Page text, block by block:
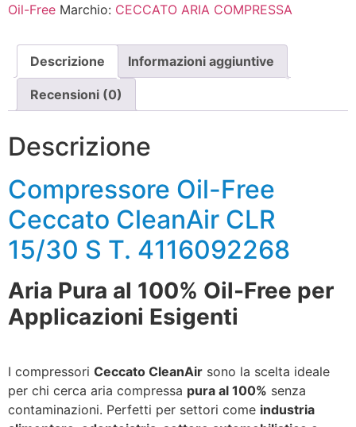
Oil-Free Marchio: CECCATO ARIA COMPRESSA
Descrizione Informazioni aggiuntive
Recensioni (0)
Descrizione
Compressore Oil-Free
Ceccato CleanAir CLR
15/30 S T. 4116092268
Aria Pura al 100% Oil-Free per
Applicazioni Esigenti
I compressori Ceccato CleanAir sono la scelta ideale
per chi cerca aria compressa pura al 100% senza
contaminazioni. Perfetti per settori come industria